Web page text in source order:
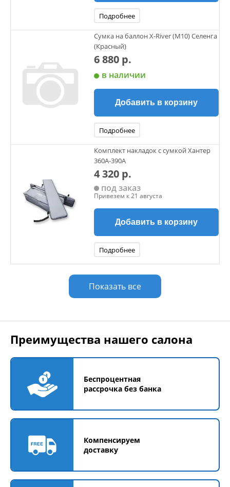
Подробнее
Сумка на баллон X-River (М10) Селенга
(Красный)
6 880 р.
в наличии
Добавить в корзину
Подробнее
Комплект накладок с сумкой Хантер
360А-390А
4 320 р.
под заказ
Привезем к 21 августа
Добавить в корзину
Подробнее
Показать все
Преимущества нашего салона
Беспроцентная
рассрочка без банка
Компенсируем
доставку